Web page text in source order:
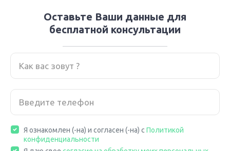
Оставьте Ваши данные для
бесплатной консультации
Я ознакомлен (-на) и согласен (-на) с Политикой
конфиденциальности